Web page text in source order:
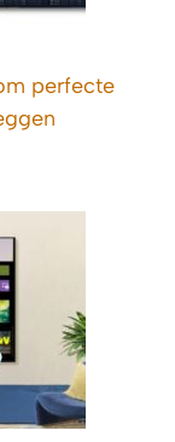
perfecte